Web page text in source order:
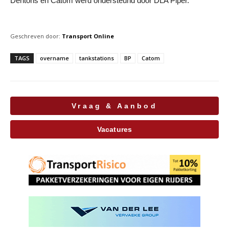
Geschreven door: Transport Online
TAGS overname tankstations BP Catom
Vraag & Aanbod
Vacatures